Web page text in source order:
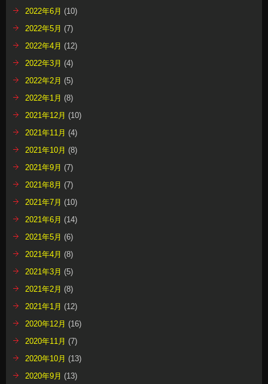
2022年6月 (10)
2022年5月 (7)
2022年4月 (12)
2022年3月 (4)
2022年2月 (5)
2022年1月 (8)
2021年12月 (10)
2021年11月 (4)
2021年10月 (8)
2021年9月 (7)
2021年8月 (7)
2021年7月 (10)
2021年6月 (14)
2021年5月 (6)
2021年4月 (8)
2021年3月 (5)
2021年2月 (8)
2021年1月 (12)
2020年12月 (16)
2020年11月 (7)
2020年10月 (13)
2020年9月 (13)